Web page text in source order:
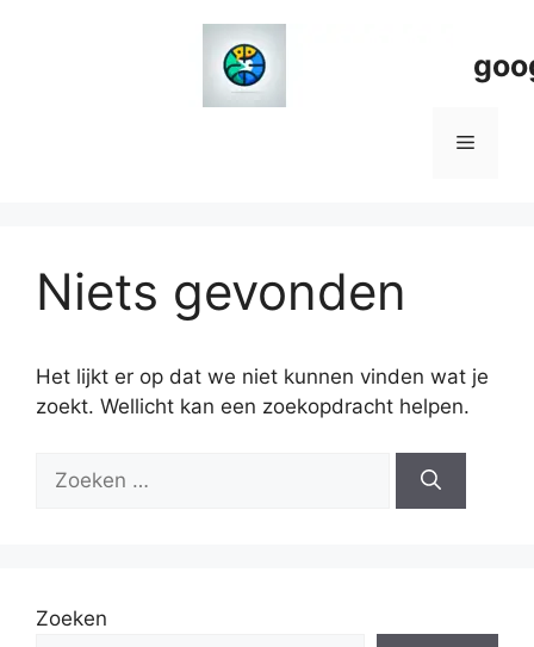
Menu
Niets gevonden
Het lijkt er op dat we niet kunnen vinden wat je
zoekt. Wellicht kan een zoekopdracht helpen.
naar:
Zoeken